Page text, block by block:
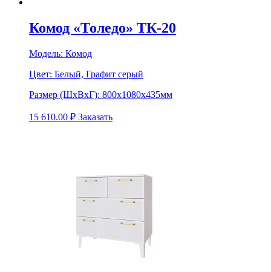
Комод «Толедо» ТК-20
Модель: Комод
Цвет: Белый, Графит серый
Размер (ШхВхГ): 800х1080х435мм
15 610.00 ₽ Заказать